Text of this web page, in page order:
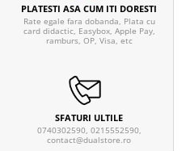
PLATESTI ASA CUM ITI DORESTI
Rate egale fara dobanda, Plata cu
card didactic, Easybox, Apple Pay,
ramburs, OP, Visa, etc
SFATURI ULTILE
0740302590, 0215552590,
contact@dualstore.ro